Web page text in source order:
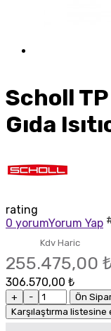
Scholl
Gıda
rating
0 yorumYorum Yap
Kdv Haric
255.475,00
306.570,00 ₺
+ - Ön
Karşılaştırma listesine